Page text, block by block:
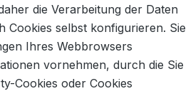
die Verarbeitung der Daten
Cookies selbst konfigurieren. Sie
Ihres Webbrowsers
vornehmen, durch die Sie
Cookies oder Cookies